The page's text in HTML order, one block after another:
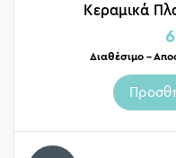
Κεραμικά
Διαθέσιμο –